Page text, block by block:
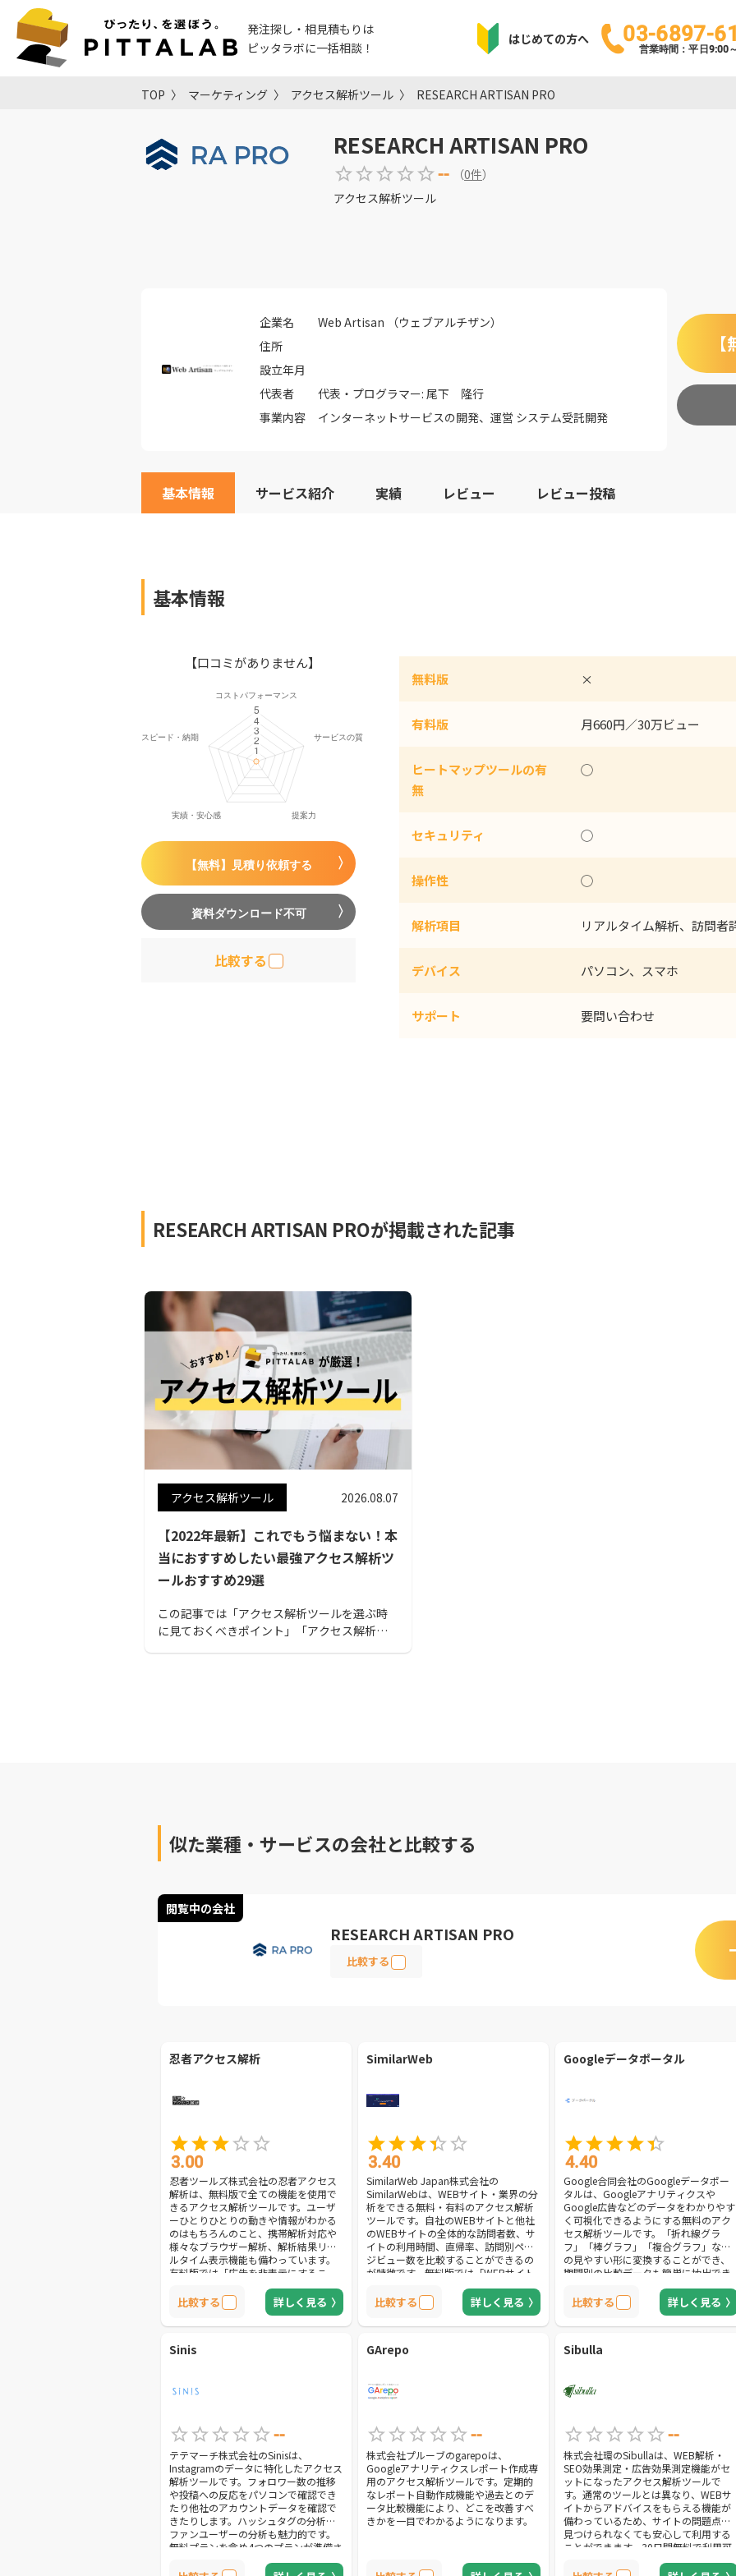
発注探し・相見積もりは
ピッタラボに一括相談！
はじめての方へ 03-6897-
営業時間：平日9:00
TOP マーケティング アクセス解析ツール RESEARCH ARTISAN PRO
RESEARCH ARTISAN PRO
-- （0件）
アクセス解析ツール
企業名
Web Artisan （ウェブアルチザン）
住所
設立年月
代表者
代表・プログラマー: 尾下 隆行
事業内容
インターネットサービスの開発、運営 システム受託開発
基本情報 サービス紹介 実績 レビュー レビュー投稿
基本情報
【口コミがありません】
【無料】見積り依頼する
資料ダウンロード不可
比較する
無料版 ×
有料版 月660円／30万ビュー
ヒートマップツールの有
無
◯
セキュリティ ◯
操作性 ◯
解析項目 リアルタイム解析、訪問者
デバイス パソコン、スマホ
サポート 要問い合わせ
RESEARCH ARTISAN PROが掲載された記事
アクセス解析ツール 2026.08.07
【2022年最新】これでもう悩まない！本
当におすすめしたい最強アクセス解析ツ
ールおすすめ29選
この記事では「アクセス解析ツールを選ぶ時
に見ておくべきポイント」「アクセス解析ツ
似た業種・サービスの会社と比較する
閲覧中の会社
RESEARCH ARTISAN PRO
比較する
忍者アクセス解析
3.00
忍者ツールズ株式会社の忍者アクセス
解析は、無料版で全ての機能を使用で
きるアクセス解析ツールです。ユーザ
ーひとりひとりの動きや情報がわかる
のはもちろんのこと、携帯解析対応や
様々なブラウザー解析、解析結果リア
ルタイム表示機能も備わっています。
有料版では「広告を非表示にするこ
比較する 詳しく見る
SimilarWeb
3.40
SimilarWeb Japan株式会社の
SimilarWebは、WEBサイト・業界の分
析をできる無料・有料のアクセス解析
ツールです。自社のWEBサイトと他社
のWEBサイトの全体的な訪問者数、サ
イトの利用時間、直帰率、訪問別ペー
ジビュー数を比較することができるの
が特徴です。無料版では「WEBサイト
解析」「約1ヶ月分のデータ取得」「検
索結果上位5までの情報開示」を行えま
す。
比較する 詳しく見る
Googleデータポータル
4.40
Google合同会社のGoogleデータポー
タルは、Googleアナリティクスや
Google広告などのデータをわかりやす
く可視化できるようにする無料のアク
セス解析ツールです。「折れ線グラ
フ」「棒グラフ」「複合グラフ」など
の見やすい形に変換することができ、
期間別の比較データも簡単に抽出でき
比較する 詳しく見る
Sinis
--
テテマーチ株式会社のSinisは、
Instagramのデータに特化したアクセス
解析ツールです。フォロワー数の推移
や投稿への反応をパソコンで確認でき
たり他社のアカウントデータを確認で
きたりします。ハッシュタグの分析や
ファンユーザーの分析も魅力的です。
無料プランを含め4つのプランが準備さ
GArepo
--
株式会社プルーブのgarepoは、
Googleアナリティクスレポート作成専
用のアクセス解析ツールです。定期的
なレポート自動作成機能や過去とのデ
ータ比較機能により、どこを改善すべ
きかを一目でわかるようになります。
Sibulla
--
株式会社環のSibullaは、WEB解析・
SEO効果測定・広告効果測定機能がセ
ットになったアクセス解析ツールで
す。通常のツールとは異なり、WEBサ
イトからアドバイスをもらえる機能が
備わっているため、サイトの問題点を
見つけられなくても安心して利用する
ことができます。30日間無料で利用可